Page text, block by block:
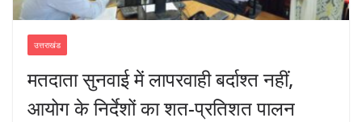
उत्तराखंड
मतदाता सुनवाई में लापरवाही बर्दाश्त नहीं,
आयोग के निर्देशों का शत-प्रतिशत पालन